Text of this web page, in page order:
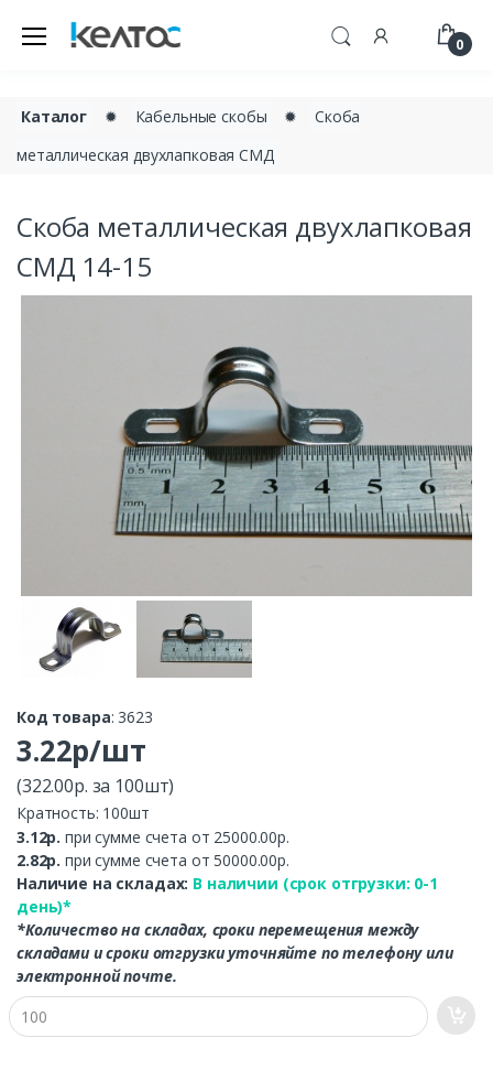
0
Каталог ✹ Кабельные скобы ✹
Скоба
металлическая двухлапковая СМД
Скоба металлическая двухлапковая
СМД 14-15
Код товара: 3623
3.22р/шт
(322.00р. за 100шт)
Кратность: 100шт
3.12р. при сумме счета от 25000.00р.
2.82р. при сумме счета от 50000.00р.
Наличие на складах: В наличии (срок отгрузки: 0-1
день)*
*Количество на складах, сроки перемещения между
складами и сроки отгрузки уточняйте по телефону или
электронной почте.